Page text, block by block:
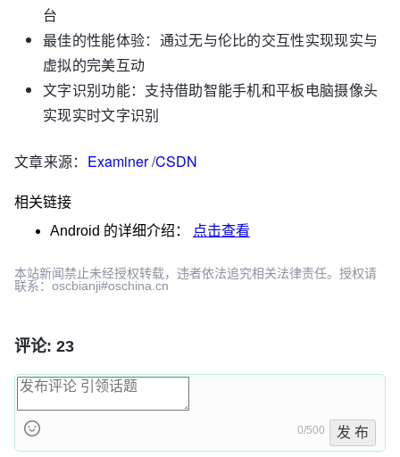
台
最佳的性能体验：通过无与伦比的交互性实现现实与
虚拟的完美互动
文字识别功能：支持借助智能手机和平板电脑摄像头
实现实时文字识别
文章来源： Examiner/CSDN
相关链接
Android 的详细介绍： 点击查看
本站新闻禁止未经授权转载，违者依法追究相关法律责任。授权请
联系：oscbianji#oschina.cn
评论: 23
0/500 发 布